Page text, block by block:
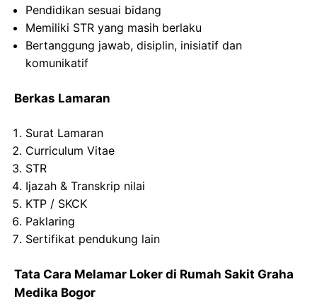
Pendidikan sesuai bidang
Memiliki STR yang masih berlaku
Bertanggung jawab, disiplin, inisiatif dan
komunikatif
Berkas Lamaran
Surat Lamaran
Curriculum Vitae
STR
Ijazah & Transkrip nilai
KTP / SKCK
Paklaring
Sertifikat pendukung lain
Tata Cara Melamar Loker di Rumah Sakit Graha
Medika Bogor